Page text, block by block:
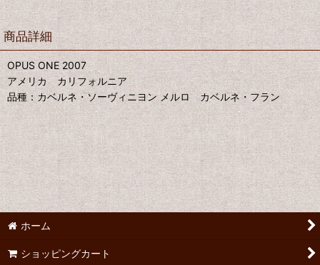
商品詳細
OPUS ONE 2007
アメリカ カリフォルニア
品種：カベルネ・ソーヴィニヨン メルロ カベルネ・フラン
ホーム
ショッピングカート